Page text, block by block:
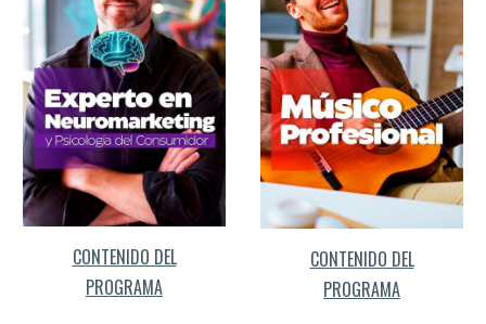
CONTENIDO DEL
PROGRAMA
CONTENIDO DEL
PROGRAMA